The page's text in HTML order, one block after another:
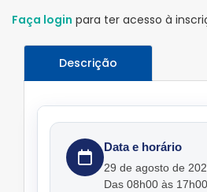
Faça login para ter acesso à
Descrição
Data e horário
29 de agosto de
Das 08h00 às 17h00